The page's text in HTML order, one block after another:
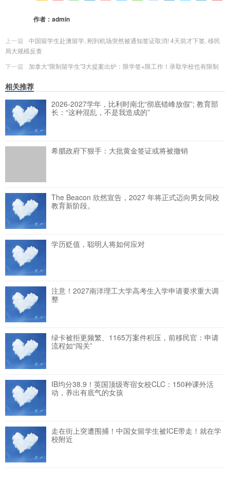
作者： admin
上一篇
中国留学生赴澳留学, 刚到机场突然被通知签证取消! 4天前才下签, 移民
局大规模反查
下一篇
加拿大“限制留学生”3大提案出炉：限学签+限工作！录取学校也有限制
相关推荐
2026-2027学年，比利时南北“彻底错峰放假”; 教育部
长：“这种混乱，不是我造成的”
希腊政府下狠手：大批黄金签证或将被撤销
The Beacon 欣然宣告，2027 年将正式迈向男女同校
教育新阶段。
学历贬值，聪明人将如何应对
注意！2027南洋理工大学高考生入学申请要求重大调
整
绿卡被拒更频繁、1165万案件积压，前移民官：申请
流程如“闯关”
IB均分38.9！英国顶级寄宿女校CLC：150种课外活
动，养出有底气的女孩
走在街上突遭围捕！中国女留学生被ICE带走！就在学
校附近